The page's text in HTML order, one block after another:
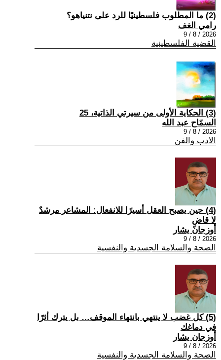
(2) ما المطلوب فلسطينيًا للرد على نتنياهو؟
رامي الغف
2026 / 8 / 9
القضية الفلسطينية
(3) الحكاية الأولى من سيرتي الذاتية، 25
السمّاح عبد الله
2026 / 8 / 9
الادب والفن
(4) حين يصبح العقل أسيرًا للانفعال: المشاعر مرشدٌ
لا قاضٍ
أوزجان يشار
2026 / 8 / 9
الصحة والسلامة الجسدية والنفسية
(5) كل غضب لا ينتهي بانتهاء الموقف… بل يترك أثرًا
في دماغك
أوزجان يشار
2026 / 8 / 9
الصحة والسلامة الجسدية والنفسية